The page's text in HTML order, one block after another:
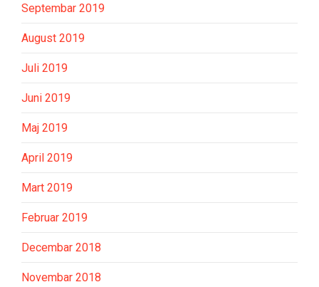
Septembar 2019
August 2019
Juli 2019
Juni 2019
Maj 2019
April 2019
Mart 2019
Februar 2019
Decembar 2018
Novembar 2018